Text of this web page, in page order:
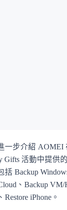
AOMEI 在今年
Gifts 活動中提供
Backup
、Backup VM/
Restore iPhone。